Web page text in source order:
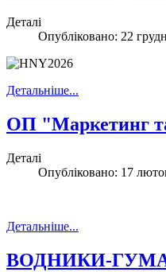
Деталі
Опубліковано: 22
Детальніше...
ОП "Маркетинг та
Деталі
Опубліковано: 17
Детальніше...
ВОДНИКИ-